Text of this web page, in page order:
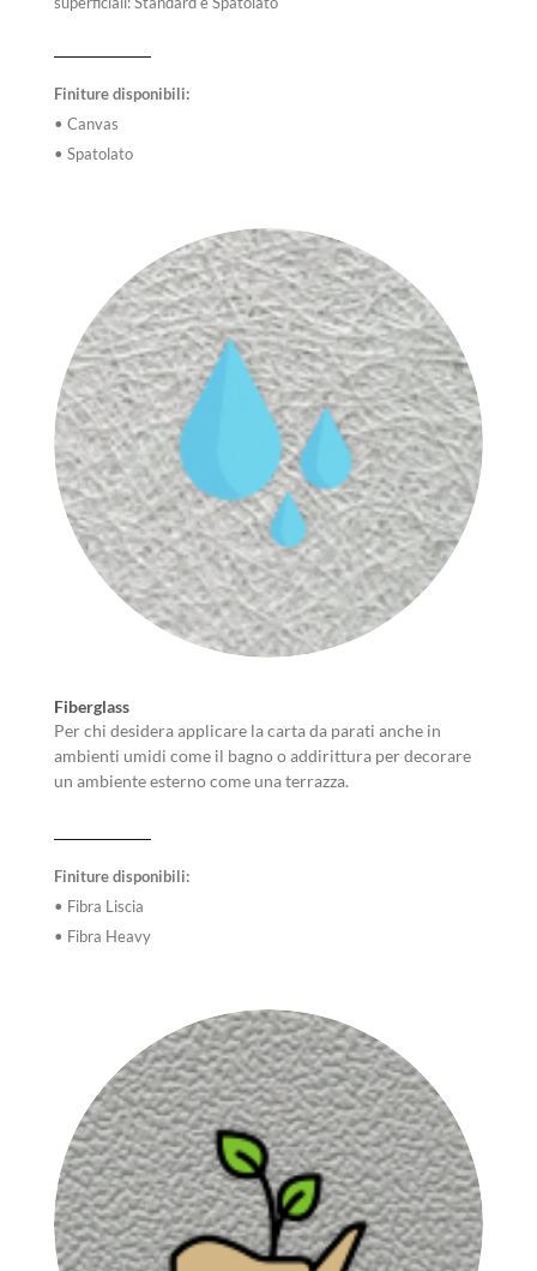
Finiture disponibili:
• Canvas
• Spatolato
Fiberglass
Per chi desidera applicare la carta da parati anche in
ambienti umidi come il bagno o addirittura per decorare
un ambiente esterno come una terrazza.
Finiture disponibili:
• Fibra Liscia
• Fibra Heavy